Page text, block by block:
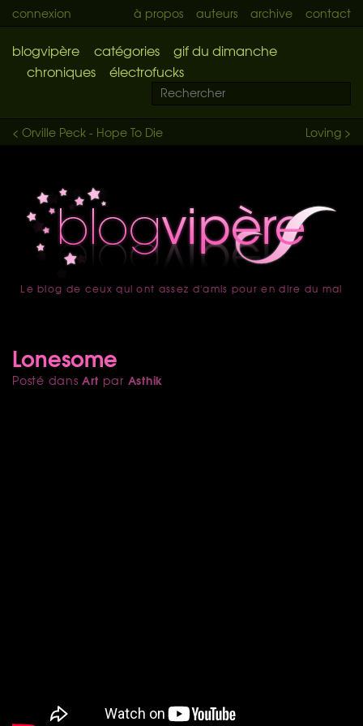
connexion à propos auteurs archive contact
blogvipère catégories
gif du dimanche
chroniques
électrofucks
Loving >
< Orville Peck - Hope To Die
accueil
Le blog de ceux qui ont assez d'amis pour en dire du mal
Lonesome
Posté dansArt par Asthik